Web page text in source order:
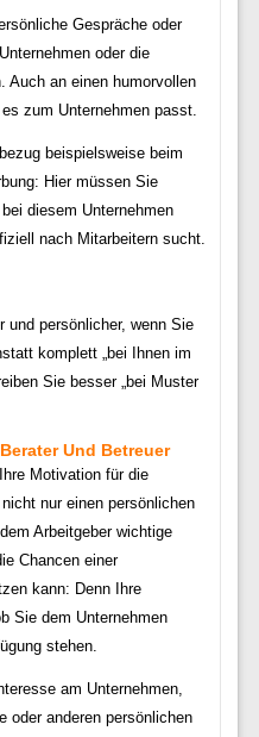
Gespräche oder
oder die
Auch an einen humorvollen
zum Unternehmen passt.
beispielsweise beim
Hier müssen Sie
diesem Unternehmen
nach Mitarbeitern sucht.
und persönlicher, wenn Sie
komplett „bei Ihnen im
Sie besser „bei Muster
Und Betreuer
Motivation für die
nur einen persönlichen
Arbeitgeber wichtige
Chancen einer
kann: Denn Ihre
Sie dem Unternehmen
stehen.
am Unternehmen,
oder anderen persönlichen